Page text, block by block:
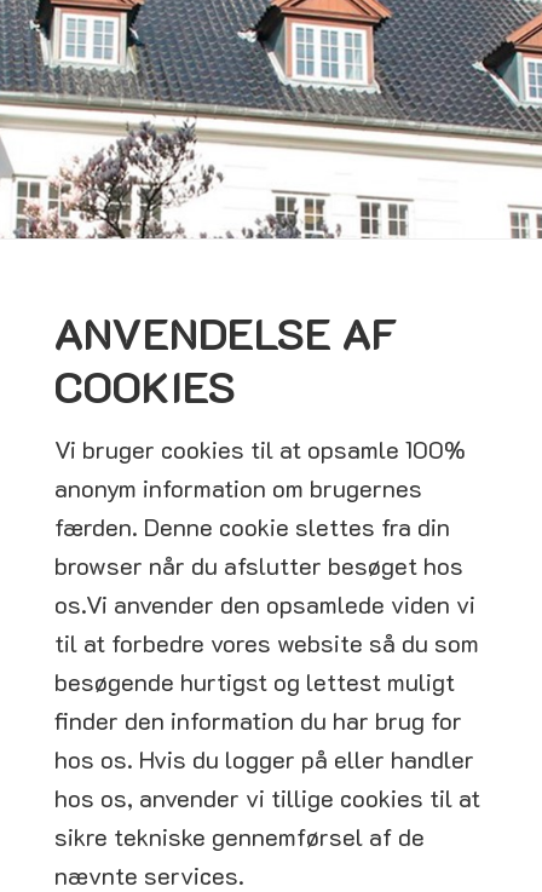
ANVENDELSE AF
COOKIES
Vi bruger cookies til at opsamle 100%
anonym information om brugernes
færden. Denne cookie slettes fra din
browser når du afslutter besøget hos
os.Vi anvender den opsamlede viden vi
til at forbedre vores website så du som
besøgende hurtigst og lettest muligt
finder den information du har brug for
hos os. Hvis du logger på eller handler
hos os, anvender vi tillige cookies til at
sikre tekniske gennemførsel af de
nævnte services.